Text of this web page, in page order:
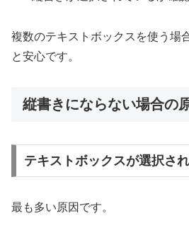
複数のテキストボックスを使う場
と安心です。
縦書きにならない場合の
テキストボックスが選択さ
最も多い原因です。